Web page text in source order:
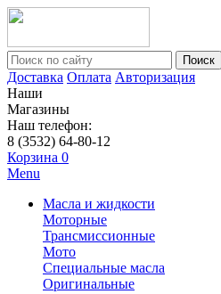
Поиск
Доставка Оплата Авторизация
Наши
Магазины
Наш телефон:
8 (3532) 64-80-12
Корзина 0
Menu
Масла и жидкости
Моторные
Трансмиссионные
Мото
Специальные масла
Оригинальные